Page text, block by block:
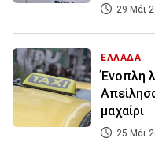
29 Μάι
ΕΛΛΑΔΑ
Ένοπλη
μαχαίρι
25 Μάι